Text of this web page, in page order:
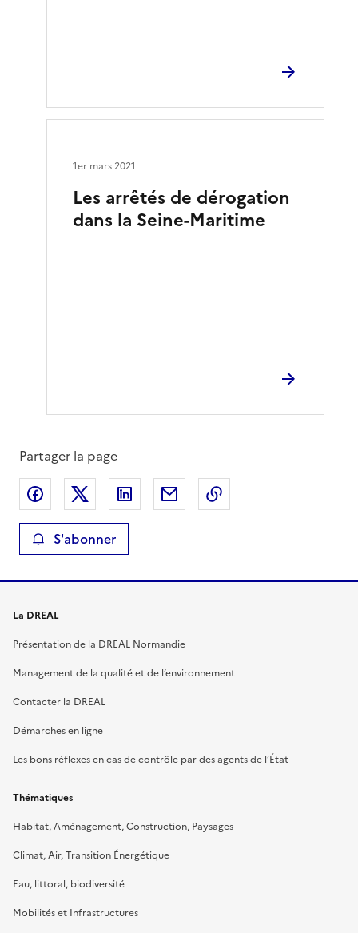
Les arrêtés de dérogation
dans la Seine-Maritime
1er mars 2021
Partager la page
Partager sur Facebook
Partager sur XPartager sur LinkedIn
Partager par email
S'abonner
La DREAL
Présentation de la DREAL Normandie
Management de la qualité et de l’environnement
Contacter la DREAL
Démarches en ligne
Les bons réflexes en cas de contrôle par des agents de l’État
Thématiques
Habitat, Aménagement, Construction, Paysages
Climat, Air, Transition Énergétique
Eau, littoral, biodiversité
Mobilités et Infrastructures